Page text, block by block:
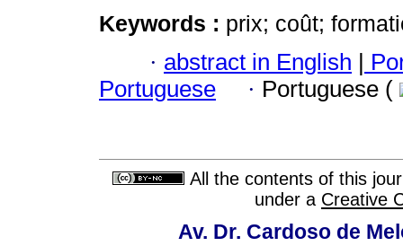
Keywords : prix; coût;
· abstract in English |
Portuguese
· Portuguese (
All the contents of this
under a Creative
Av. Dr. Cardoso de